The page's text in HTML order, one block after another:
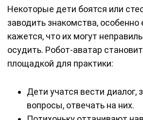
Некоторые дети боятся или
заводить знакомства, особенно
кажется, что их могут
осудить. Робот-аватар
площадкой для практики:
Дети учатся вести диалог,
вопросы, отвечать на них.